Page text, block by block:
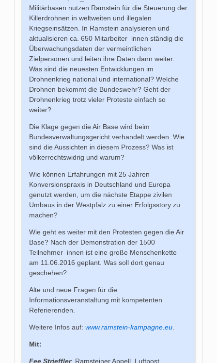
Militärbasen nutzen Ramstein für die Steuerung der
Killerdrohnen in weltweiten und illegalen
Kriegseinsätzen. In Ramstein analysieren und
aktualisieren ca. 650 Mitarbeiter_innen ständig die
Überwachungsdaten der vermeintlichen
Zielpersonen und leiten ihre Daten dann weiter.
Was sind die neuesten Entwicklungen im
Drohnenkrieg national und international? Welche
Drohnen bekommt die Bundeswehr? Geht der
Drohnenkrieg trotz vieler Proteste einfach so
weiter?
Die Klage gegen die Air Base wird beim
Bundesverwaltungsgericht verhandelt werden. Wie
sind die Aussichten in diesem Prozess? Was ist
völkerrechtswidrig und warum?
Wie können Erfahrungen mit 25 Jahren
Konversionspraxis in Deutschland und Europa
genutzt werden, um die nächste Etappe zivilen
Umbaus in der Westpfalz zu einer Erfolgsstory zu
machen?
Wie geht es weiter mit den Protesten gegen die Air
Base? Nach der Demonstration der 1500
Teilnehmer_innen ist eine große Menschenkette
am 11.06.2016 geplant. Was soll dort genau
geschehen?
Alte und neue Fragen für die
Informationsveranstaltung mit kompetenten
Referierenden.
Weitere Infos auf:www.ramstein-kampagne.eu
Mit:
Fee Strieffler, Ramsteiner Appell, Luftpost